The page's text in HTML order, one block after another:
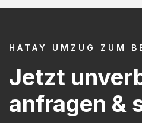
HATAY UMZUG ZUM
Jetzt
anfragen &